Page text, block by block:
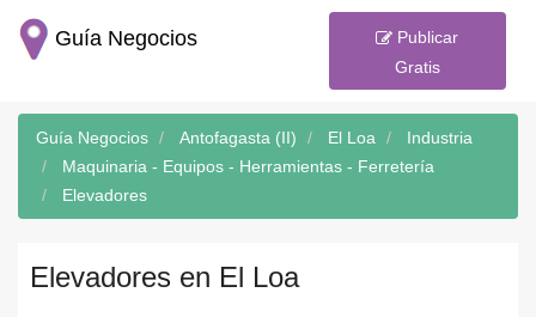
Guía Negocios
Publicar
Gratis
Guía Negocios Antofagasta (II) El Loa
Industria
Maquinaria - Equipos - Herramientas - Ferretería
Elevadores
Elevadores en El Loa